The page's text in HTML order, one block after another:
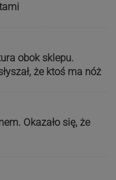
obok sklepu.
że ktoś ma nóż
Okazało się, że